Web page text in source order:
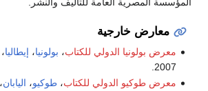
معارض خارجية
معرض بولونيا الدولي للكتاب، بولونيا، إيطاليا
2007.
معرض طوكيو الدولي للكتاب،طوكيو، اليابان